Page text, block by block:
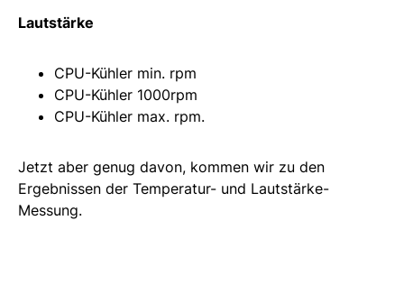
Lautstärke
CPU-Kühler min. rpm
CPU-Kühler 1000rpm
CPU-Kühler max. rpm.
Jetzt aber genug davon, kommen wir zu den
Ergebnissen der Temperatur- und Lautstärke-
Messung.